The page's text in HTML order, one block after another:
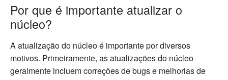
Por que é importante atualizar o
núcleo?
A atualização do núcleo é importante por diversos
motivos. Primeiramente, as atualizações do núcleo
geralmente incluem correções de bugs e melhorias de